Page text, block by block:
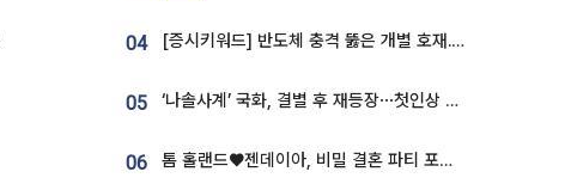
04 [증시키워드] 반도체 충격 뚫은 개별 호재...포스코퓨처엠·에코프로·한화솔루션 '눈길'
05 ‘나솔사계’ 국화, 결별 후 재등장⋯첫인상 투표 휩쓸고 ‘인기녀’ 등극
06 톰 홀랜드♥젠데이아, 비밀 결혼 파티 포착⋯호텔 대관비만 9억